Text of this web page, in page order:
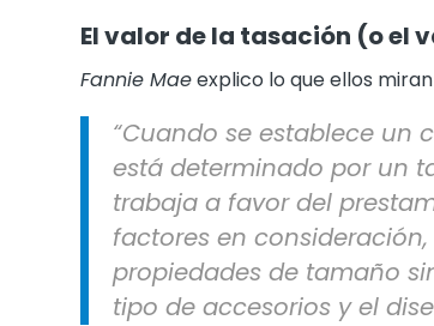
El valor de la tasación (o el
Fannie Maeexplico lo que ellos
“Cuando se establece un
está determinado por un
trabaja a favor del
factores en
propiedades de tamaño
tipo de accesorios y el